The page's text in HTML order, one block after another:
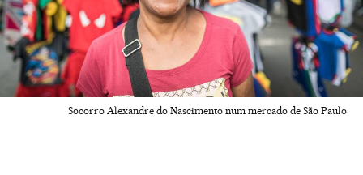
Socorro Alexandre do Nascimento num mercado de São Paulo